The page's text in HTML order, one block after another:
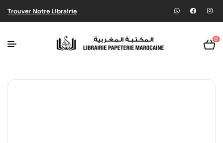
Trouver Notre Librairie
0